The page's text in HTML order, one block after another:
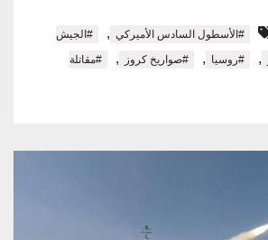
#الأسطول السادس الأميركي ,
#الجيش
, #روسيا , #صواريخ كروز ,
#مقاتلة